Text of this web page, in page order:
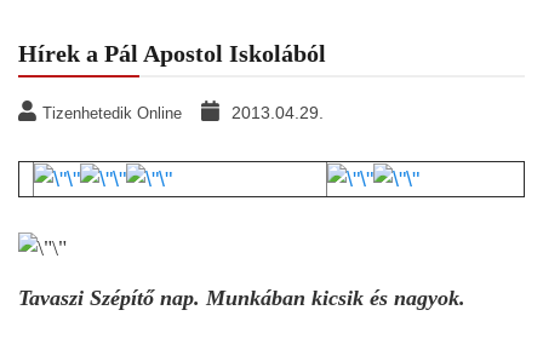
Hírek a Pál Apostol Iskolából
Tizenhetedik Online 2013.04.29.
Tavaszi Szépítő nap. Munkában kicsik és nagyok.